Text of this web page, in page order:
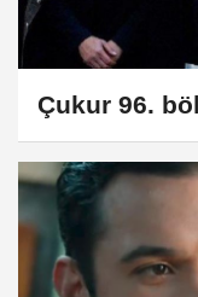
Çukur 96.